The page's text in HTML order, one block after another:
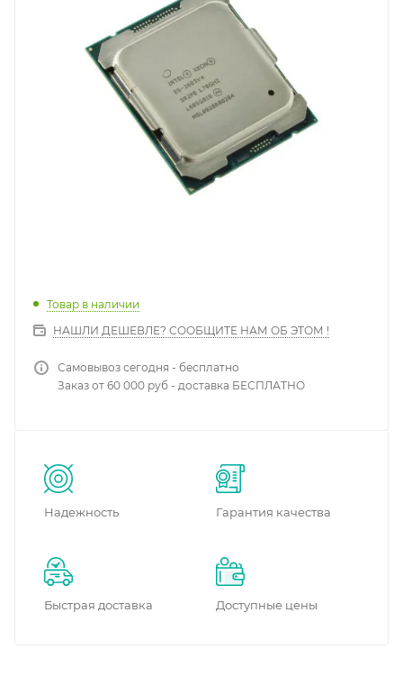
Товар в наличии
НАШЛИ ДЕШЕВЛЕ? СООБЩИТЕ НАМ ОБ ЭТОМ !
Самовывоз сегодня - бесплатно
Заказ от 60 000 руб - доставка БЕСПЛАТНО
Надежность Гарантия качества
Быстрая доставка Доступные цены